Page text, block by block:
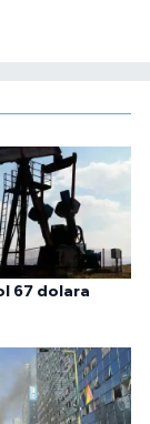
67 dolara